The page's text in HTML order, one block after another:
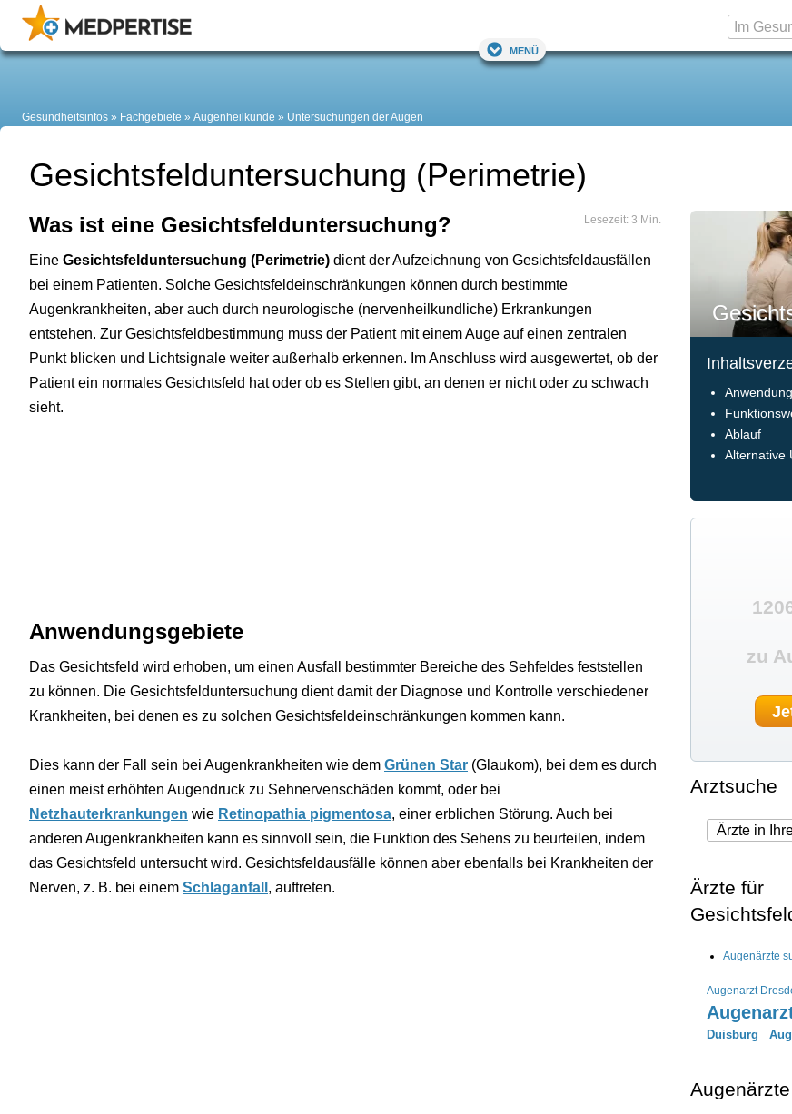
Menü
Gesundheitsinfos Fachgebiete Augenheilkunde Untersuchungen der Augen
Gesichtsfelduntersuchung (Perimetrie)
Lesezeit: 3 Min.
Was ist eine Gesichtsfelduntersuchung?
Eine Gesichtsfelduntersuchung (Perimetrie) dient der Aufzeichnung von Gesichtsfeldausfällen
bei einem Patienten. Solche Gesichtsfeldeinschränkungen können durch bestimmte
Augenkrankheiten, aber auch durch neurologische (nervenheilkundliche) Erkrankungen
entstehen. Zur Gesichtsfeldbestimmung muss der Patient mit einem Auge auf einen zentralen
Punkt blicken und Lichtsignale weiter außerhalb erkennen. Im Anschluss wird ausgewertet, ob der
Patient ein normales Gesichtsfeld hat oder ob es Stellen gibt, an denen er nicht oder zu schwach
sieht.
Anwendungsgebiete
Das Gesichtsfeld wird erhoben, um einen Ausfall bestimmter Bereiche des Sehfeldes feststellen
zu können. Die Gesichtsfelduntersuchung dient damit der Diagnose und Kontrolle verschiedener
Krankheiten, bei denen es zu solchen Gesichtsfeldeinschränkungen kommen kann.
Dies kann der Fall sein bei Augenkrankheiten wie dem Grünen Star (Glaukom), bei dem es durch
einen meist erhöhten Augendruck zu Sehnervenschäden kommt, oder bei
Netzhauterkrankungen wie Retinopathia pigmentosa, einer erblichen Störung. Auch bei
anderen Augenkrankheiten kann es sinnvoll sein, die Funktion des Sehens zu beurteilen, indem
das Gesichtsfeld untersucht wird. Gesichtsfeldausfälle können aber ebenfalls bei Krankheiten der
Nerven, z. B. bei einem Schlaganfall , auftreten.
Ablauf
Alternative
zu
Arztsuche
Ärzte für
Augenärzte
Augenarzt
Duisburg
Augenärzte